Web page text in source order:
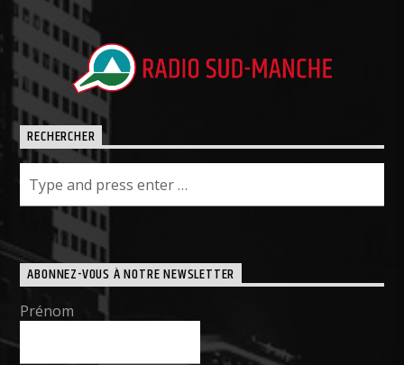
RECHERCHER
ABONNEZ-VOUS À NOTRE NEWSLETTER
Prénom